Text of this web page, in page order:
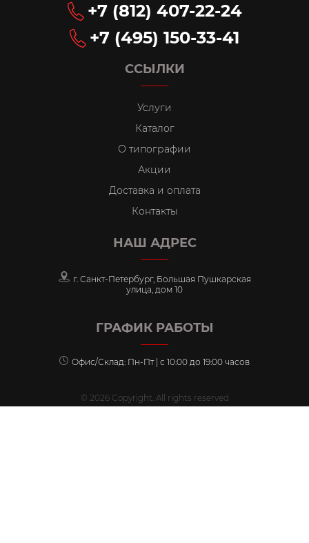
ССЫЛКИ
Услуги
Каталог
О типографии
Акции
Доставка и оплата
Контакты
НАШ АДРЕС
г. Санкт-Петербург, Большая Пушкарская
улица, дом 10
ГРАФИК РАБОТЫ
Офис/Склад: Пн-Пт | с 10:00 до 19:00 часов
+7 (812) 407-22-24
+7 (495) 150-33-41
© 2026 Copyright. All rights reserved